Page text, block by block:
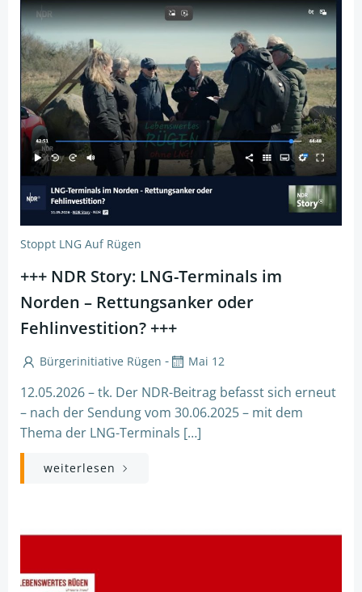
Stoppt LNG Auf Rügen
+++ NDR Story: LNG-Terminals im
Norden – Rettungsanker oder
Fehlinvestition? +++
Bürgerinitiative Rügen - Mai 12
12.05.2026 – tk. Der NDR-Beitrag befasst sich erneut
– nach der Sendung vom 30.06.2025 – mit dem
Thema der LNG-Terminals […]
weiterlesen